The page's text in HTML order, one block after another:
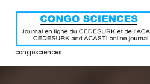
contenu
congosciences